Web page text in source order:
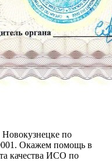
по
Окажем помощь в
качества ИСО по